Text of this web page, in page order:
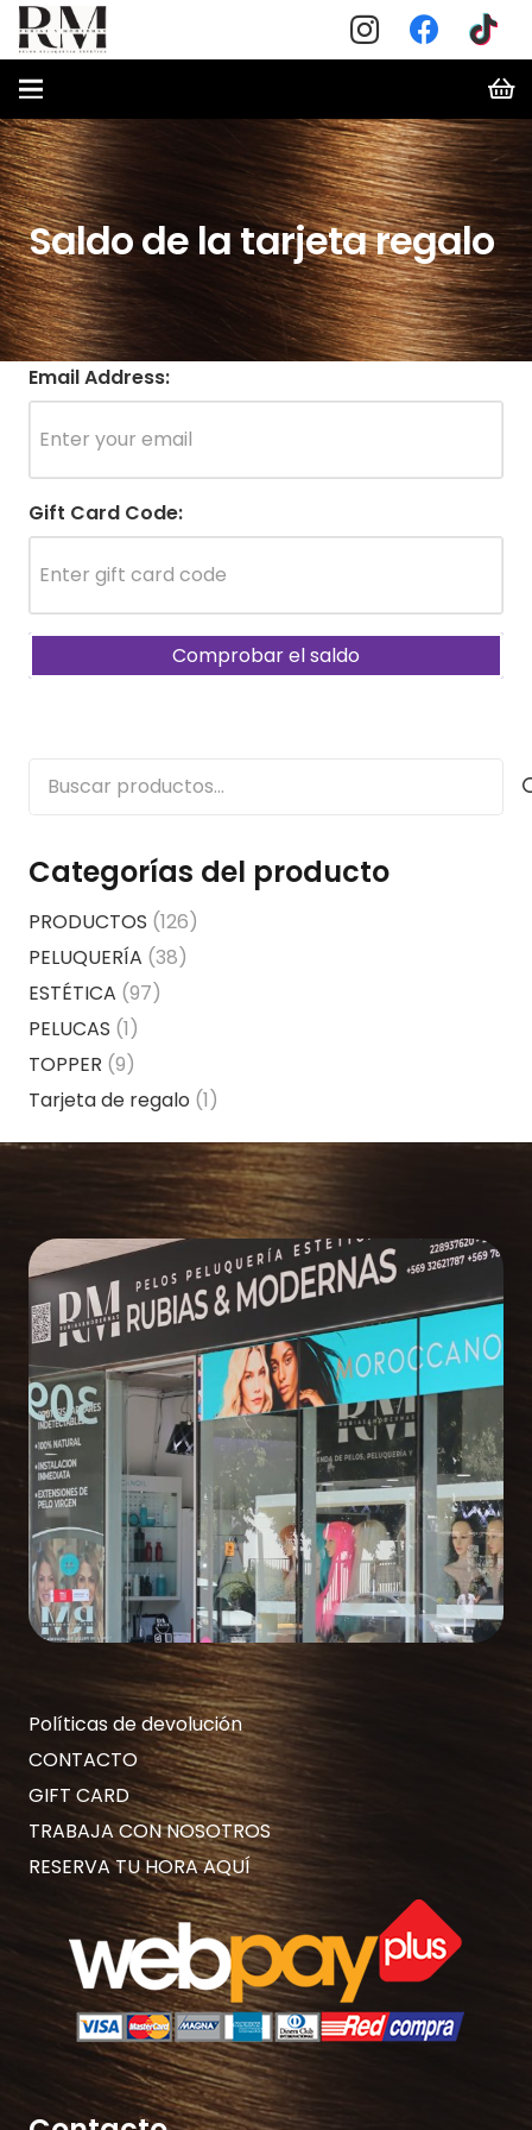
Saldo de la tarjeta regalo
Email Address:
Gift Card Code:
Comprobar el saldo
Buscar
Categorías del producto
PRODUCTOS (126)
PELUQUERÍA (38)
ESTÉTICA (97)
PELUCAS (1)
TOPPER (9)
Tarjeta de regalo (1)
Políticas de devolución
CONTACTO
GIFT CARD
TRABAJA CON NOSOTROS
RESERVA TU HORA AQUÍ